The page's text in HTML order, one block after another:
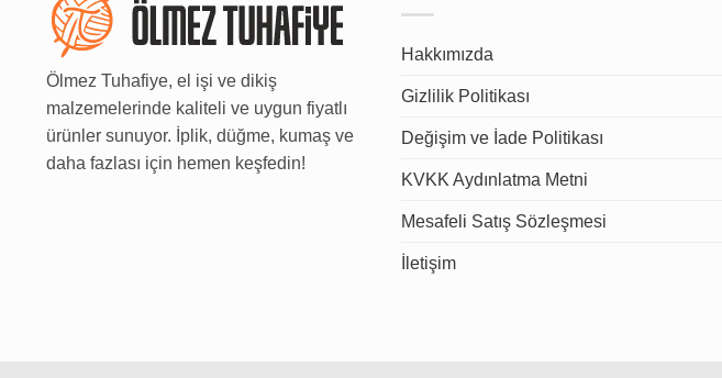
Ölmez Tuhafiye, el işi ve dikiş
malzemelerinde kaliteli ve uygun fiyatlı
ürünler sunuyor. İplik, düğme, kumaş ve
daha fazlası için hemen keşfedin!
Hakkımızda
Gizlilik Politikası
Değişim ve İade Politikası
KVKK Aydınlatma Metni
Mesafeli Satış Sözleşmesi
İletişim